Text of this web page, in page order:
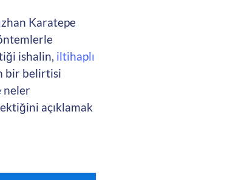
Karatepe
ishalin, iltihaplı
bir belirtisi
neler
açıklamak